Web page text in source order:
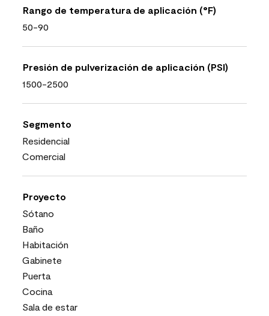
Rango de temperatura de aplicación (°F)
50-90
Presión de pulverización de aplicación (PSI)
1500-2500
Segmento
Residencial
Comercial
Proyecto
Sótano
Baño
Habitación
Gabinete
Puerta
Cocina
Sala de estar